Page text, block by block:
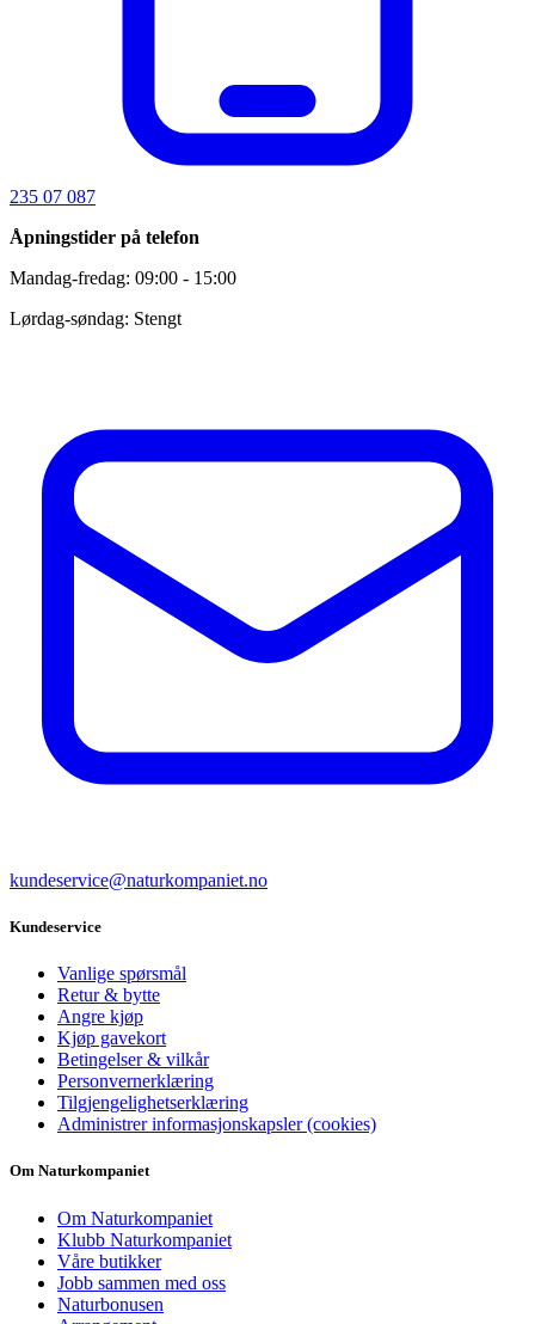
235 07 087
Åpningstider på telefon
Mandag-fredag: 09:00 - 15:00
Lørdag-søndag: Stengt
kundeservice@naturkompaniet.no
Kundeservice
Vanlige spørsmål
Retur & bytte
Angre kjøp
Kjøp gavekort
Betingelser & vilkår
Personvernerklæring
Tilgjengelighetserklæring
Administrer informasjonskapsler (cookies)
Om Naturkompaniet
Om Naturkompaniet
Klubb Naturkompaniet
Våre butikker
Jobb sammen med oss
Naturbonusen